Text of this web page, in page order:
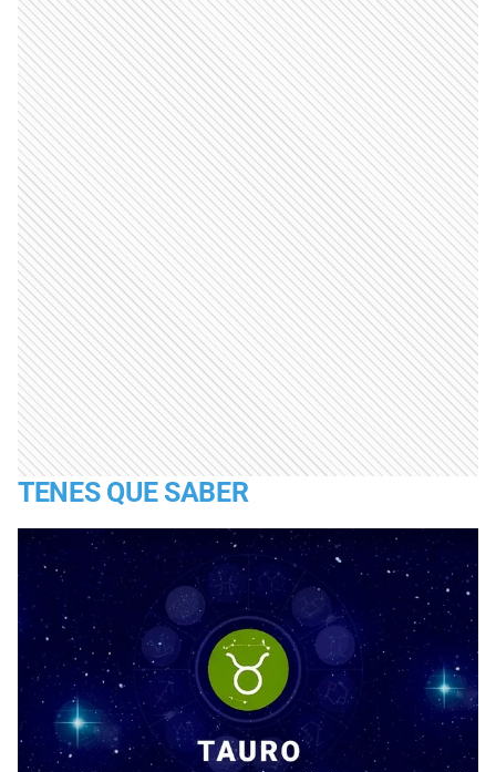
TENES QUE SABER